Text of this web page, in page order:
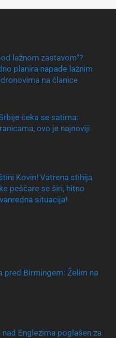
lažnom zastavom“?
planira napade lažnim
na članice
čeka se satima:
ovo je najnoviji
Kovin! Vatrena stihija
peščare se širi, hitno
situacija!
pred Birmingem: Želim na
nad Englezima poglašen za